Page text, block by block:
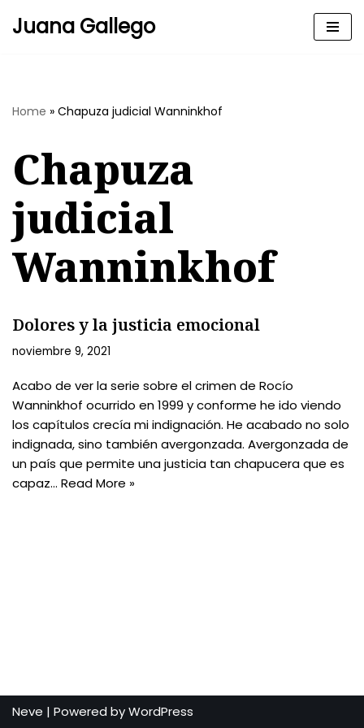
Juana Gallego
Home » Chapuza judicial Wanninkhof
Chapuza
judicial
Wanninkhof
Dolores y la justicia emocional
noviembre 9, 2021
Acabo de ver la serie sobre el crimen de Rocío
Wanninkhof ocurrido en 1999 y conforme he ido viendo
los capítulos crecía mi indignación. He acabado no solo
indignada, sino también avergonzada. Avergonzada de
un país que permite una justicia tan chapucera que es
capaz… Read More »
Neve | Powered byWordPress